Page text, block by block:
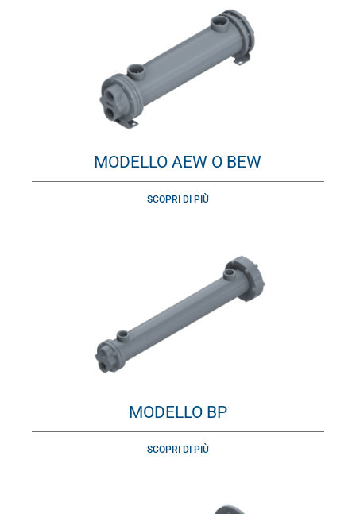
MODELLO AEW O BEW
SCOPRI DI PIÙ
MODELLO BP
SCOPRI DI PIÙ